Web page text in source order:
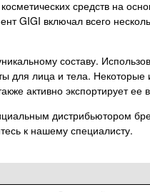
средств на
GIGI включал всего
составу.
для лица и тела.
активно экспортирует ее
дистрибьютором
к нашему специалисту.